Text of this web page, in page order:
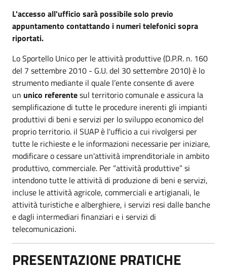
L'accesso all'ufficio sarà possibile solo previo
appuntamento contattando i numeri telefonici sopra
riportati.
Lo Sportello Unico per le attività produttive (D.P.R. n. 160
del 7 settembre 2010 - G.U. del 30 settembre 2010) è lo
strumento mediante il quale l’ente consente di avere
un unico referentesul territorio comunale e assicura la
semplificazione di tutte le procedure inerenti gli impianti
produttivi di beni e servizi per lo sviluppo economico del
proprio territorio. il SUAP è l'ufficio a cui rivolgersi per
tutte le richieste e le informazioni necessarie per iniziare,
modificare o cessare un'attività imprenditoriale in ambito
produttivo, commerciale. Per “attività produttive” si
intendono tutte le attività di produzione di beni e servizi,
incluse le attività agricole, commerciali e artigianali, le
attività turistiche e alberghiere, i servizi resi dalle banche
e dagli intermediari finanziari e i servizi di
telecomunicazioni.
PRESENTAZIONE PRATICHE